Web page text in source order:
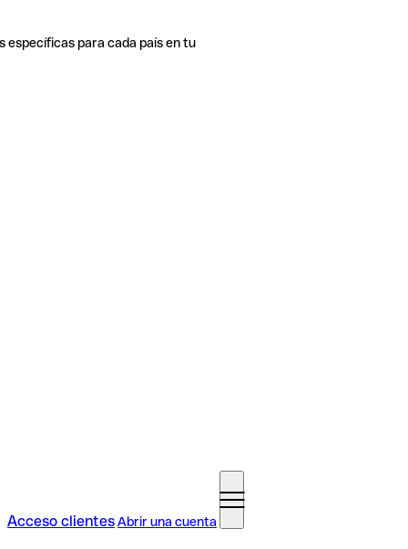
específicas para cada país en tu
Acceso clientesAbrir una cuenta